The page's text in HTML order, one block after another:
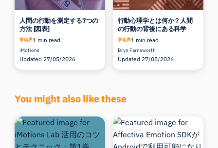
人間の行動を測定する7つの
方法 [図表]
学術界1 min read
iMotions
Updated 27/05/2026
行動心理学とは何か？人間
の行動の背後にある科学
学術界1 min read
Bryn Farnsworth
Updated 27/05/2026
You might also like these